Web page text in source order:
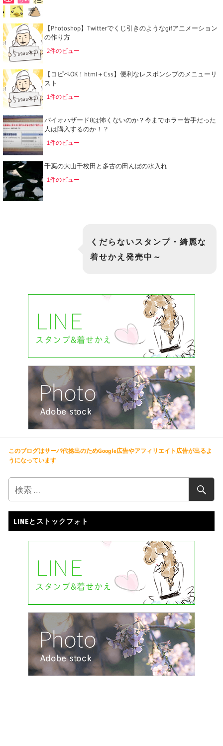
【Photoshop】Twitterでくじ引きのようなgifアニメーション
の作り方
2件のビュー
【コピペOK！html＋Css】便利なレスポンシブのメニューリ
スト
1件のビュー
バイオハザード8は怖くないのか？今までホラー苦手だった
人は購入するのか！？
1件のビュー
千葉の大山千枚田と多古の田んぼの水入れ
1件のビュー
くだらないスタンプ・綺麗な
着せかえ発売中～
このブログはサーバ代捻出のためGoogle広告やアフィリエイト広告が出るよ
うになっています
LINEとストックフォト